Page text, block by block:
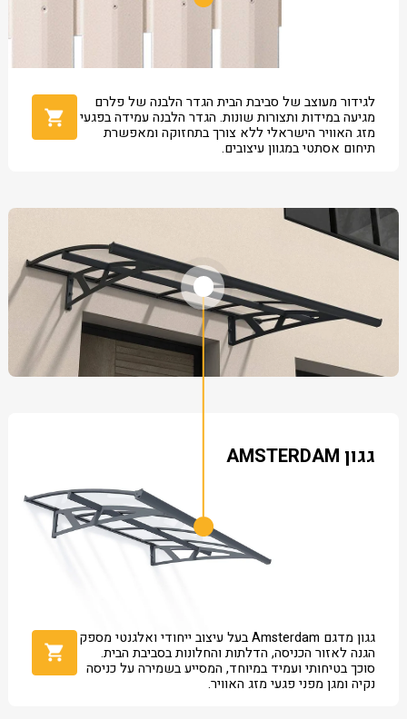
לגידור מעוצב של סביבת הבית הגדר הלבנה של פלרם
מגיעה במידות ותצורות שונות. הגדר הלבנה עמידה בפגעי
מזג האוויר הישראלי ללא צורך בתחזוקה ומאפשרת
תיחום אסתטי במגוון עיצובים.
גגון AMSTERDAM
גגון מדגם Amsterdam בעל עיצוב ייחודי ואלגנטי מספק
הגנה לאזור הכניסה, הדלתות והחלונות בסביבת הבית.
סוכך בטיחותי ועמיד במיוחד, המסייע בשמירה על כניסה
נקיה ומגן מפני פגעי מזג האוויר.